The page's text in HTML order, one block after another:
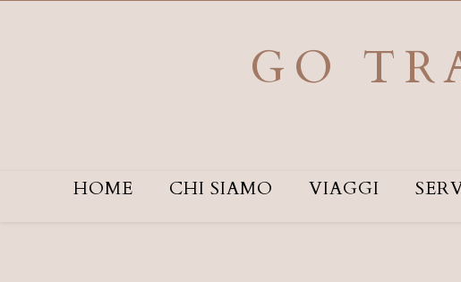
GO
HOME CHI SIAMO VIAGGI